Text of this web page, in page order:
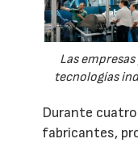
Las
tecnologías
Durante cuatro
fabricantes,